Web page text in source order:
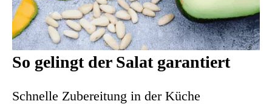
So gelingt der Salat garantiert
Schnelle Zubereitung in der Küche